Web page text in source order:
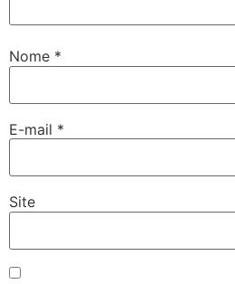
Nome *
E-mail *
Site